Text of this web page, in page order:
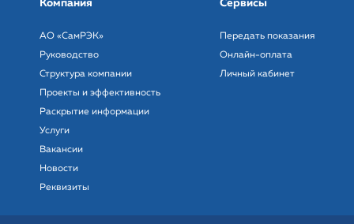
Компания
АО «СамРЭК»
Руководство
Структура компании
Проекты и эффективность
Раскрытие информации
Услуги
Вакансии
Новости
Реквизиты
Сервисы
Передать показания
Онлайн-оплата
Личный кабинет